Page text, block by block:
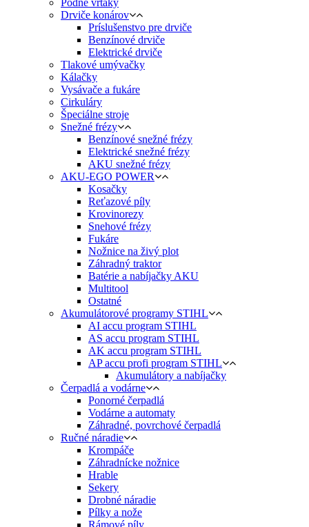
Pôdne vrtáky
Drviče konárov
Príslušenstvo pre drviče
Benzínové drviče
Elektrické drviče
Tlakové umývačky
Kálačky
Vysávače a fukáre
Cirkuláry
Špeciálne stroje
Snežné frézy
Benzínové snežné frézy
Elektrické snežné frézy
AKU snežné frézy
AKU-EGO POWER
Kosačky
Reťazové píly
Krovinorezy
Snehové frézy
Fukáre
Nožnice na živý plot
Záhradný traktor
Batérie a nabíjačky AKU
Multitool
Ostatné
Akumulátorové programy STIHL
AI accu program STIHL
AS accu program STIHL
AK accu program STIHL
AP accu profi program STIHL
Akumulátory a nabíjačky
Čerpadlá a vodárne
Ponorné čerpadlá
Vodárne a automaty
Záhradné, povrchové čerpadlá
Ručné náradie
Krompáče
Záhradnícke nožnice
Hrable
Sekery
Drobné náradie
Pílky a nože